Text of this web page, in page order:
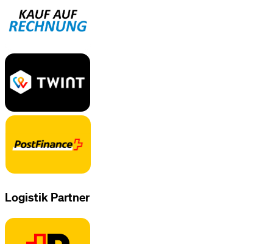
Logistik Partner